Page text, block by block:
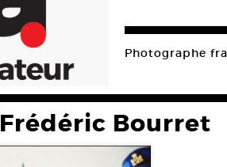
Photographe
Frédéric Bourret